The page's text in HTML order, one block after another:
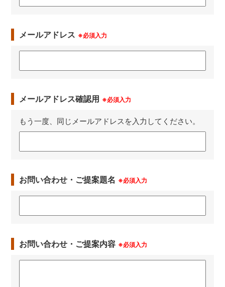
メールアドレス ※必須入力
メールアドレス確認用 ※必須入力
もう一度、同じメールアドレスを入力してください。
お問い合わせ・ご提案題名 ※必須入力
お問い合わせ・ご提案内容 ※必須入力